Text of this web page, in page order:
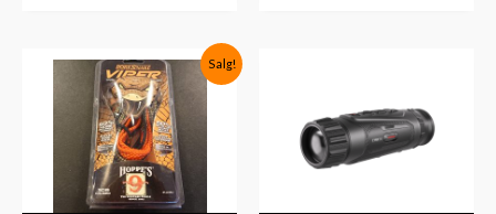
Salg!
Opprinnelig
pris
kr650.
Nåværende
pris
er:
kr449.